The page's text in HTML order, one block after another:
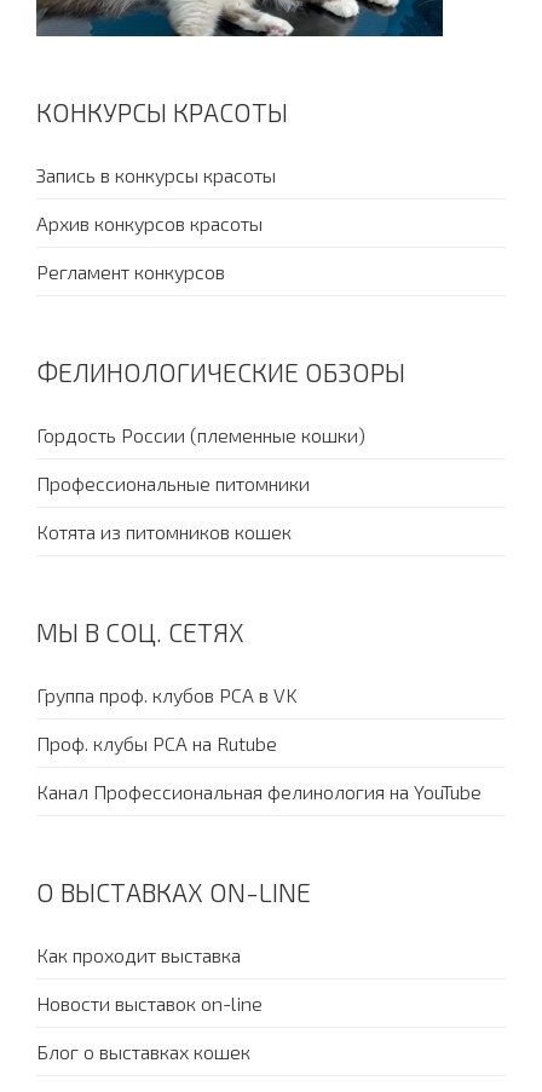
КОНКУРСЫ КРАСОТЫ
Запись в конкурсы красоты
Архив конкурсов красоты
Регламент конкурсов
ФЕЛИНОЛОГИЧЕСКИЕ ОБЗОРЫ
Гордость России (племенные кошки)
Профессиональные питомники
Котята из питомников кошек
МЫ В СОЦ. СЕТЯХ
Группа проф. клубов PCA в VK
Проф. клубы PCA на Rutube
Канал Профессиональная фелинология на YouTube
О ВЫСТАВКАХ ON-LINE
Как проходит выставка
Новости выставок on-line
Блог о выставках кошек